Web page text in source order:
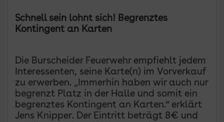
Schnell sein lohnt sich! Begrenztes
Kontingent an Karten
Die Burscheider Feuerwehr empfiehlt jedem
Interessenten, seine Karte(n) im Vorverkauf
zu erwerben. „Immerhin haben wir auch nur
begrenzt Platz in der Halle und somit ein
begrenztes Kontingent an Karten.“ erklärt
Jens Knipper. Der Eintritt beträgt 8€ und